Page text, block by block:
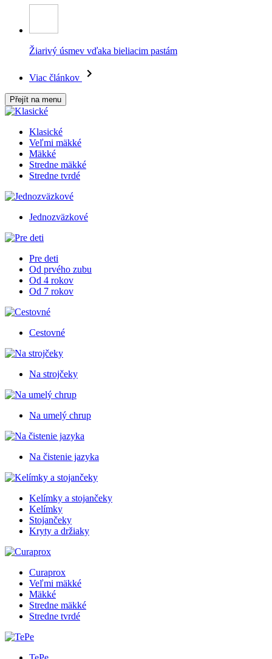
Žiarivý úsmev vďaka bieliacim pastám
Viac článkov
Přejít na menu
Klasické
Veľmi mäkké
Mäkké
Stredne mäkké
Stredne tvrdé
Jednozväzkové
Pre deti
Od prvého zubu
Od 4 rokov
Od 7 rokov
Cestovné
Na strojčeky
Na umelý chrup
Na čistenie jazyka
Kelímky a stojančeky
Kelímky
Stojančeky
Kryty a držiaky
Curaprox
Veľmi mäkké
Mäkké
Stredne mäkké
Stredne tvrdé